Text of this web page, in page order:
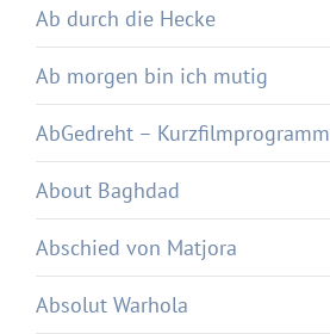
Ab durch die Hecke
Ab morgen bin ich mutig
AbGedreht – Kurzfilmprogramm
About Baghdad
Abschied von Matjora
Absolut Warhola